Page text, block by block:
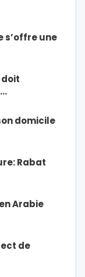
s’offre une
doit
domicile
Rabat
Arabie
de